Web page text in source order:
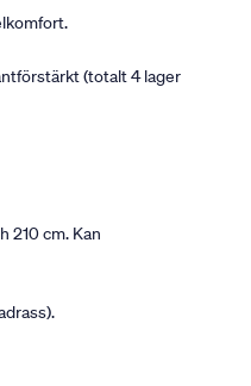
(totalt 4 lager
210 cm. Kan